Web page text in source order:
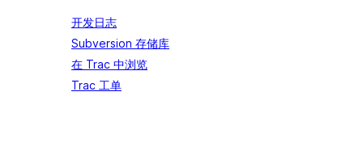
开发日志
Subversion 存储库
在 Trac 中浏览
Trac 工单